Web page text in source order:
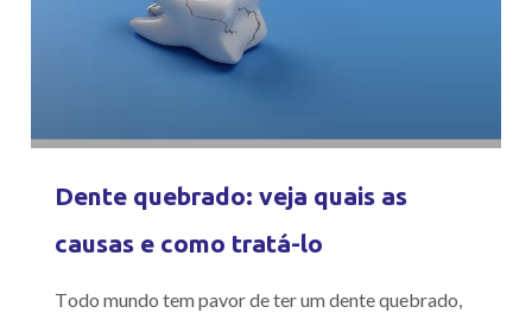
Dente quebrado: veja quais as
causas e como tratá-lo
Todo mundo tem pavor de ter um dente quebrado,